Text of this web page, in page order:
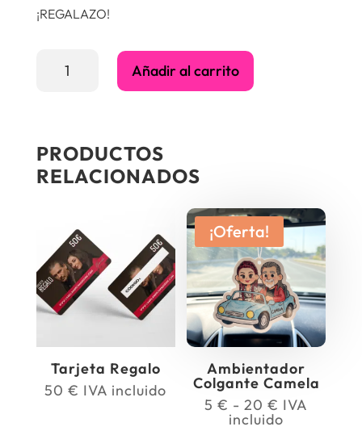
¡REGALAZO!
Añadir al carrito
PRODUCTOS
RELACIONADOS
Tarjeta Regalo
50€ IVA incluido
¡Oferta!
Ambientador
Colgante Camela
5€ - 20€ Rango
de
IVA
incluido